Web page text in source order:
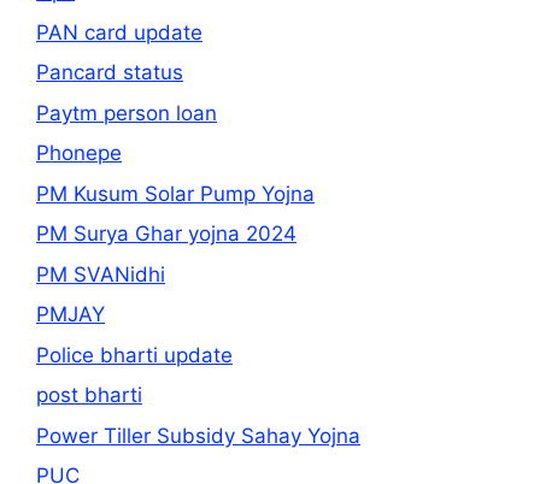
PAN card update
Pancard status
Paytm person loan
Phonepe
PM Kusum Solar Pump Yojna
PM Surya Ghar yojna 2024
PM SVANidhi
PMJAY
Police bharti update
post bharti
Power Tiller Subsidy Sahay Yojna
PUC